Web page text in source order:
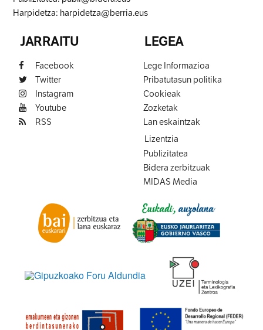
Harpidetza: harpidetza@berria.eus
JARRAITU
Facebook
Twitter
Instagram
Youtube
RSS
LEGEA
Lege Informazioa
Pribatutasun politika
Cookieak
Zozketak
Lan eskaintzak
Lizentzia
Publizitatea
Bidera zerbitzuak
MIDAS Media